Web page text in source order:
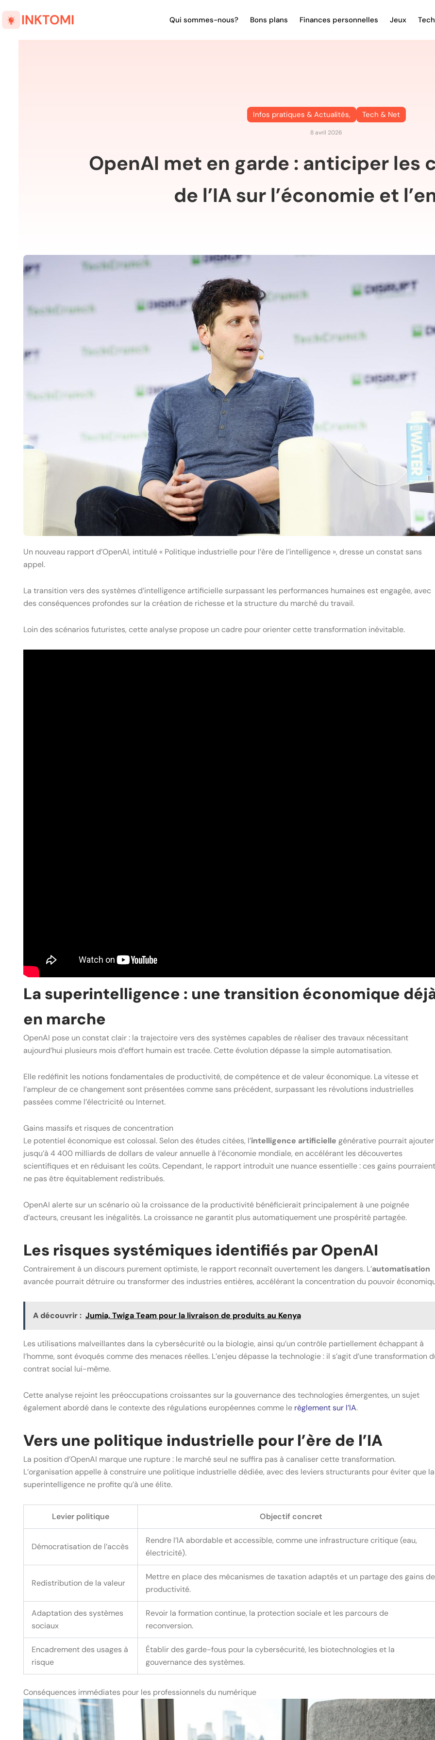
Qui sommes-nous? Bons plans Finances personnelles Jeux
Infos pratiques & Actualités, Tech & Net
8 avril 2026
OpenAI met en garde : anticiper les
de l’IA sur l’économie et
Un nouveau rapport d’OpenAI, intitulé « Politique industrielle pour l’ère de l’intelligence », dresse un constat sans
appel.
La transition vers des systèmes d’intelligence artificielle surpassant les performances humaines est engagée, avec
des conséquences profondes sur la création de richesse et la structure du marché du travail.
Loin des scénarios futuristes, cette analyse propose un cadre pour orienter cette transformation inévitable.
La superintelligence : une transition économique
en marche
OpenAI pose un constat clair : la trajectoire vers des systèmes capables de réaliser des travaux nécessitant
aujourd’hui plusieurs mois d’effort humain est tracée. Cette évolution dépasse la simple automatisation.
Elle redéfinit les notions fondamentales de productivité, de compétence et de valeur économique. La vitesse et
l’ampleur de ce changement sont présentées comme sans précédent, surpassant les révolutions industrielles
passées comme l’électricité ou Internet.
Gains massifs et risques de concentration
Le potentiel économique est colossal. Selon des études citées, l’intelligence artificielle générative pourrait ajouter
jusqu’à 4 400 milliards de dollars de valeur annuelle à l’économie mondiale, en accélérant les découvertes
scientifiques et en réduisant les coûts. Cependant, le rapport introduit une nuance essentielle : ces gains pourraient
ne pas être équitablement redistribués.
OpenAI alerte sur un scénario où la croissance de la productivité bénéficierait principalement à une poignée
d’acteurs, creusant les inégalités. La croissance ne garantit plus automatiquement une prospérité partagée.
Les risques systémiques identifiés par OpenAI
Contrairement à un discours purement optimiste, le rapport reconnaît ouvertement les dangers. L’automatisation
avancée pourrait détruire ou transformer des industries entières, accélérant la concentration du pouvoir
A découvrir : Jumia, Twiga Team pour la livraison de produits au Kenya
Les utilisations malveillantes dans la cybersécurité ou la biologie, ainsi qu’un contrôle partiellement échappant à
l’homme, sont évoqués comme des menaces réelles. L’enjeu dépasse la technologie : il s’agit d’une transformation
contrat social lui-même.
Cette analyse rejoint les préoccupations croissantes sur la gouvernance des technologies émergentes, un sujet
également abordé dans le contexte des régulations européennes comme le règlement sur l’IA.
Vers une politique industrielle pour l’ère de l’IA
La position d’OpenAI marque une rupture : le marché seul ne suffira pas à canaliser cette transformation.
L’organisation appelle à construire une politique industrielle dédiée, avec des leviers structurants pour éviter que la
superintelligence ne profite qu’à une élite.
Levier politique Objectif concret
Démocratisation de l’accès
Rendre l’IA abordable et accessible, comme une infrastructure critique (eau,
électricité).
Redistribution de la valeur
Mettre en place des mécanismes de taxation adaptés et un partage des gains de
productivité.
Adaptation des systèmes
sociaux
Revoir la formation continue, la protection sociale et les parcours de
reconversion.
Encadrement des usages à
risque
Établir des garde-fous pour la cybersécurité, les biotechnologies et la
gouvernance des systèmes.
Conséquences immédiates pour les professionnels du numérique